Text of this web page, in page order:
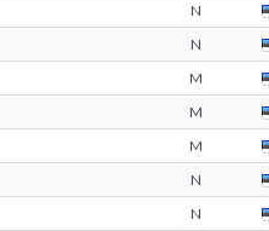
N
N
M
M
M
N
N